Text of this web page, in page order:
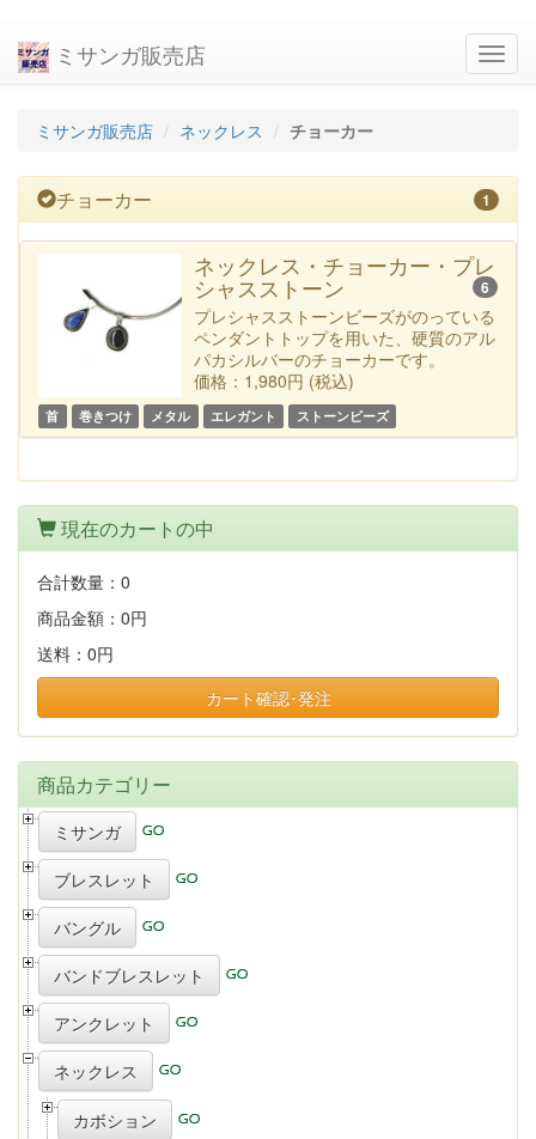
ミサンガ販売店
ミサンガ販売店 ネックレス チョーカー
チョーカー 1
ネックレス・チョーカー・プレ
シャスストーン 6
プレシャスストーンビーズがのっている
ペンダントトップを用いた、硬質のアル
パカシルバーのチョーカーです。
価格：1,980円 (税込)
首 巻きつけ メタル エレガント ストーンビーズ
現在のカートの中
合計数量： 0
商品金額： 0円
送料： 0円
カート確認･発注
商品カテゴリー
ミサンガ
ブレスレット
バングル
バンドブレスレット
アンクレット
ネックレス
カボション